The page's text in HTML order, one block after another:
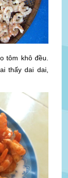
tôm khô đều.
thấy dai dai,